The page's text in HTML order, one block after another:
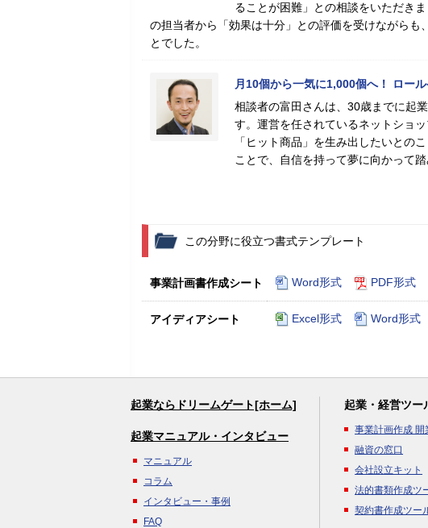
ることが困難」との相談をいただき
の担当者から「効果は十分」との評価を受けながらも
とでした。
月10個から一気に1,000個へ！ ロー
相談者の富田さんは、30歳までに起
す。運営を任されているネットショ
「ヒット商品」を生み出したいとの
ことで、自信を持って夢に向かって
この分野に役立つ書式テンプレート
事業計画書作成シート Word形式 PDF形式
アイディアシート Excel形式 Word形式
起業ならドリームゲート[ホーム]
起業マニュアル・インタビュー
マニュアル
コラム
インタビュー・事例
FAQ
起業・経営ツー
事業計画作成 開
融資の窓口
会社設立キット
法的書類作成ツ
契約書作成ツー